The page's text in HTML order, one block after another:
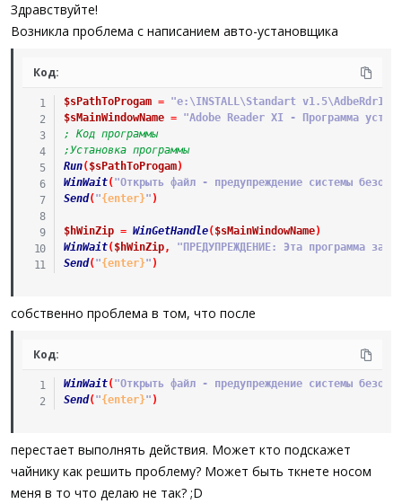
Здравствуйте!
Возникла проблема с написанием авто-установщика
Код:
$sPathToProgam =
"e:\INSTALL\Standart
$sMainWindowName =
"Adobe Reader XI - Программа
; Код программы
;Установка программы
Run( $sPathToProgam)
WinWait( "Открыть файл - предупреждение системы
Send( "{enter}" )
$hWinZip = WinGetHandle( $sMainWindowName)
WinWait( $hWinZip,
"ПРЕДУПРЕЖДЕНИЕ: Эта программа
Send( "{enter}" )
собственно проблема в том, что после
Код:
WinWait( "Открыть файл - предупреждение системы
Send( "{enter}" )
перестает выполнять действия. Может кто подскажет
чайнику как решить проблему? Может быть ткнете носом
меня в то что делаю не так? ;D